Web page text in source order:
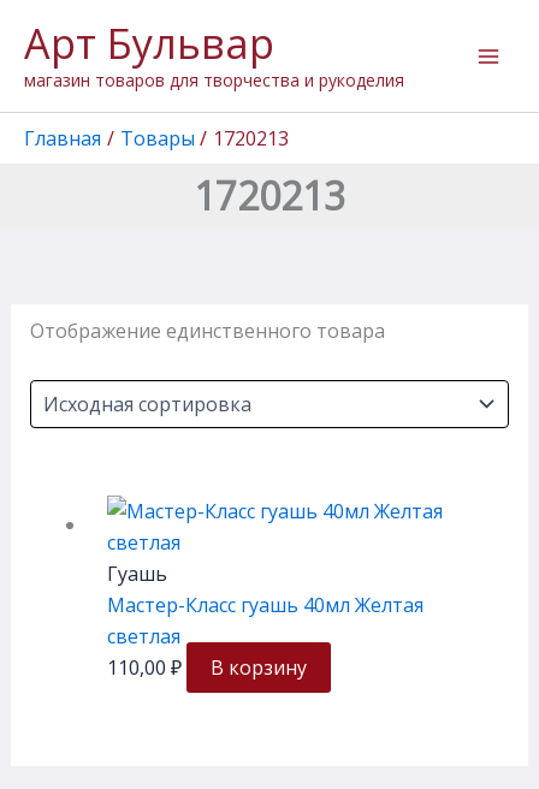
содержимому
Арт Бульвар
магазин товаров для творчества и рукоделия
Главная Товары 1720213
1720213
Отображение единственного товара
Гуашь
Мастер-Класс гуашь 40мл Желтая
светлая
110,00 ₽ В корзину